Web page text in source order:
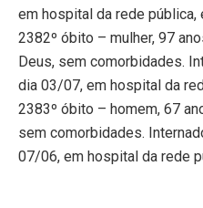
em hospital da rede pública,
2382º óbito – mulher, 97
Deus, sem comorbidades.
dia 03/07, em hospital da
2383º óbito – homem, 67
sem comorbidades.
07/06, em hospital da rede